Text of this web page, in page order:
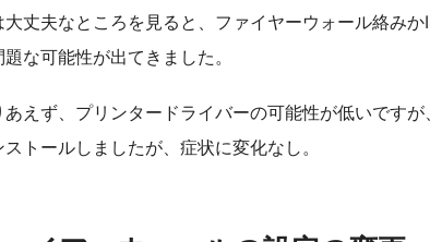
大丈夫なところを見ると、ファイヤーウォール絡み
題な可能性が出てきました。
あえず、プリンタードライバーの可能性が低いです
ストールしましたが、症状に変化なし。